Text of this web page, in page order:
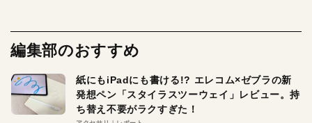
編集部のおすすめ
紙にもiPadにも書ける!? エレコム×ゼブラの新
発想ペン「スタイラスツーウェイ」レビュー。持
ち替え不要がラクすぎた！